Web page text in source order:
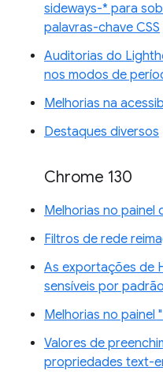
sideways-* para
palavras-chave CSS
Auditorias do
nos modos de
Melhorias na
Destaques diversos
Chrome 130
Melhorias no painel
Filtros de rede
As exportações de
sensíveis por padrão
Melhorias no painel
Valores de
propriedades text-